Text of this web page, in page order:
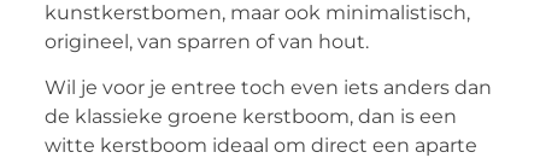
kunstkerstbomen, maar ook minimalistisch,
origineel, van sparren of van hout.
Wil je voor je entree toch even iets anders dan
de klassieke groene kerstboom, dan is een
witte kerstboom ideaal om direct een aparte